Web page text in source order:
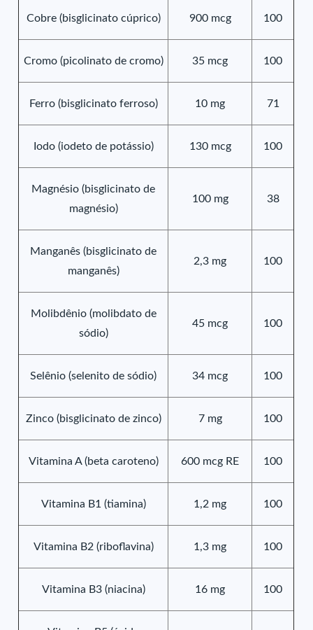
Cobre (bisglicinato cúprico) 900 mcg 100
Cromo (picolinato de cromo) 35 mcg 100
Ferro (bisglicinato ferroso) 10 mg 71
Iodo (iodeto de potássio) 130 mcg 100
Magnésio (bisglicinato de
magnésio)
100 mg 38
Manganês (bisglicinato de
manganês)
2,3 mg 100
Molibdênio (molibdato de
sódio)
45 mcg 100
Selênio (selenito de sódio) 34 mcg 100
Zinco (bisglicinato de zinco) 7 mg 100
Vitamina A (beta caroteno) 600 mcg RE 100
Vitamina B1 (tiamina) 1,2 mg 100
Vitamina B2 (riboflavina) 1,3 mg 100
Vitamina B3 (niacina) 16 mg 100